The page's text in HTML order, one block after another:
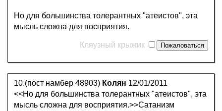
Но для большинства толерантных "атеистов", эта
мысль сложна для восприятия.
Кляузный крыжик
10.(пост намбер 48903) Колян 12/01/2011
<<Но для большинства толерантных "атеистов", эта
мысль сложна для восприятия.>>Сатанизм